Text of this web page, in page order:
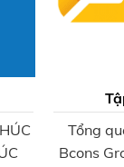
Tổng
Bcons